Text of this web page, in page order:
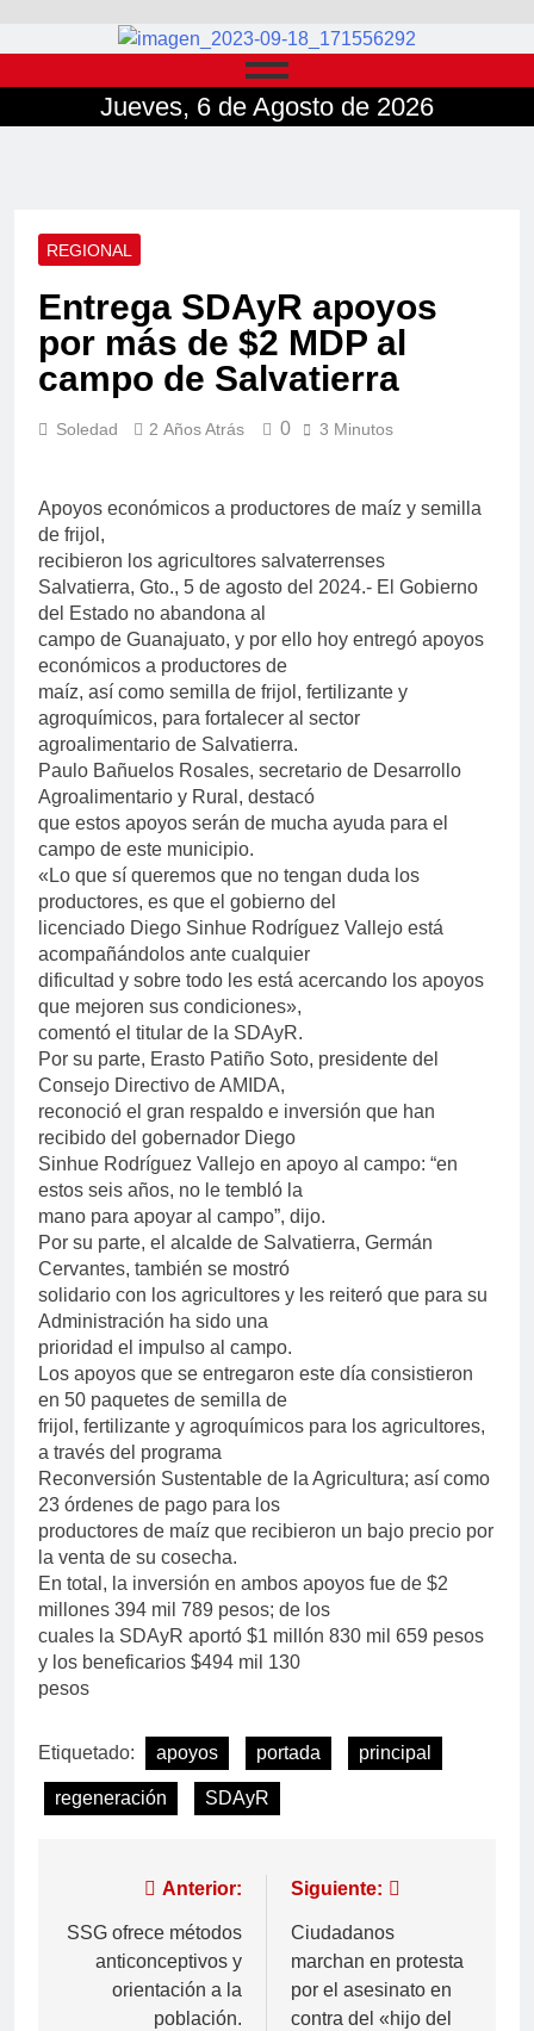
Jueves, 6 de Agosto de 2026
REGIONAL
Entrega SDAyR apoyos
por más de $2 MDP al
campo de Salvatierra
Soledad 2 Años Atrás 0 3 Minutos
Apoyos económicos a productores de maíz y semilla
de frijol,
recibieron los agricultores salvaterrenses
Salvatierra, Gto., 5 de agosto del 2024.- El Gobierno
del Estado no abandona al
campo de Guanajuato, y por ello hoy entregó apoyos
económicos a productores de
maíz, así como semilla de frijol, fertilizante y
agroquímicos, para fortalecer al sector
agroalimentario de Salvatierra.
Paulo Bañuelos Rosales, secretario de Desarrollo
Agroalimentario y Rural, destacó
que estos apoyos serán de mucha ayuda para el
campo de este municipio.
«Lo que sí queremos que no tengan duda los
productores, es que el gobierno del
licenciado Diego Sinhue Rodríguez Vallejo está
acompañándolos ante cualquier
dificultad y sobre todo les está acercando los apoyos
que mejoren sus condiciones»,
comentó el titular de la SDAyR.
Por su parte, Erasto Patiño Soto, presidente del
Consejo Directivo de AMIDA,
reconoció el gran respaldo e inversión que han
recibido del gobernador Diego
Sinhue Rodríguez Vallejo en apoyo al campo: “en
estos seis años, no le tembló la
mano para apoyar al campo”, dijo.
Por su parte, el alcalde de Salvatierra, Germán
Cervantes, también se mostró
solidario con los agricultores y les reiteró que para su
Administración ha sido una
prioridad el impulso al campo.
Los apoyos que se entregaron este día consistieron
en 50 paquetes de semilla de
frijol, fertilizante y agroquímicos para los agricultores,
a través del programa
Reconversión Sustentable de la Agricultura; así como
23 órdenes de pago para los
productores de maíz que recibieron un bajo precio por
la venta de su cosecha.
En total, la inversión en ambos apoyos fue de $2
millones 394 mil 789 pesos; de los
cuales la SDAyR aportó $1 millón 830 mil 659 pesos
y los beneficarios $494 mil 130
pesos
Etiquetado: apoyos portada principal
regeneración SDAyR
Anterior:
SSG ofrece métodos
anticonceptivos y
orientación a la
población.
Siguiente:
Ciudadanos
marchan en protesta
por el asesinato en
contra del «hijo del